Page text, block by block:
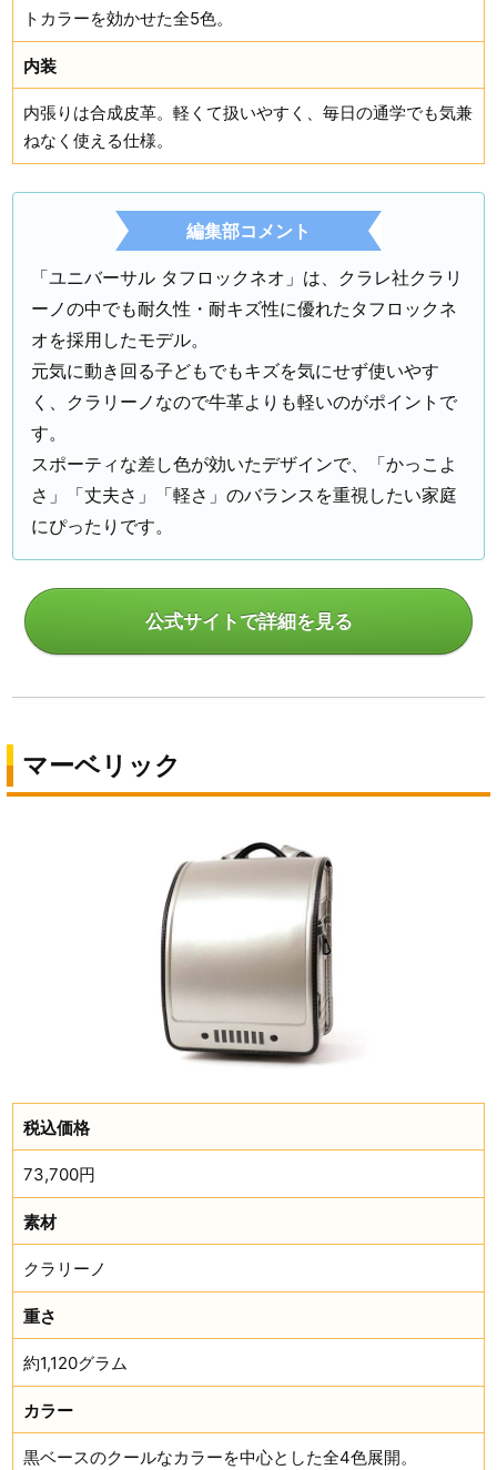
トカラーを効かせた全5色。
内装
内張りは合成皮革。軽くて扱いやすく、毎日の通学でも気兼
ねなく使える仕様。
編集部コメント
「ユニバーサル タフロックネオ」は、クラレ社クラリ
ーノの中でも耐久性・耐キズ性に優れたタフロックネ
オを採用したモデル。
元気に動き回る子どもでもキズを気にせず使いやす
く、クラリーノなので牛革よりも軽いのがポイントで
す。
スポーティな差し色が効いたデザインで、「かっこよ
さ」「丈夫さ」「軽さ」のバランスを重視したい家庭
にぴったりです。
公式サイトで詳細を見る
マーベリック
税込価格
73,700円
素材
クラリーノ
重さ
約1,120グラム
カラー
黒ベースのクールなカラーを中心とした全4色展開。